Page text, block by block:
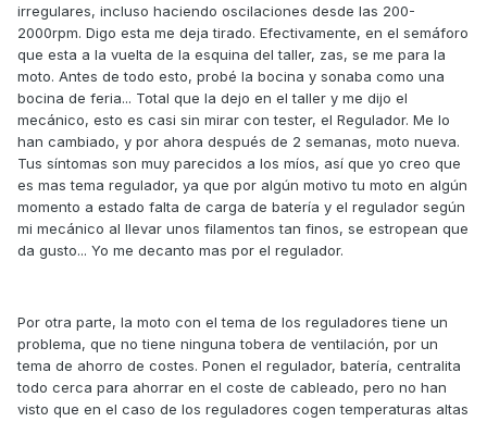
irregulares, incluso haciendo oscilaciones desde las 200-
2000rpm. Digo esta me deja tirado. Efectivamente, en el semáforo
que esta a la vuelta de la esquina del taller, zas, se me para la
moto. Antes de todo esto, probé la bocina y sonaba como una
bocina de feria... Total que la dejo en el taller y me dijo el
mecánico, esto es casi sin mirar con tester, el Regulador. Me lo
han cambiado, y por ahora después de 2 semanas, moto nueva.
Tus síntomas son muy parecidos a los míos, así que yo creo que
es mas tema regulador, ya que por algún motivo tu moto en algún
momento a estado falta de carga de batería y el regulador según
mi mecánico al llevar unos filamentos tan finos, se estropean que
da gusto... Yo me decanto mas por el regulador.
Por otra parte, la moto con el tema de los reguladores tiene un
problema, que no tiene ninguna tobera de ventilación, por un
tema de ahorro de costes. Ponen el regulador, batería, centralita
todo cerca para ahorrar en el coste de cableado, pero no han
visto que en el caso de los reguladores cogen temperaturas altas